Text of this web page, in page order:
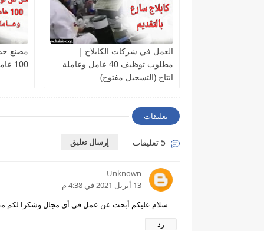
العمل في شركات الكابلاج |
مطلوب توظيف 40 عامل وعاملة
انتاج (التسجيل مفتوح)
مصنع
100 عامل وعاملة بسيدي قاسم
تعليقات
إرسال تعليق
Unknown
13 أبريل 2021 في 4:38 م
سلام عليكم أبحت عن عمل في أي مجال وشكرا لكم مقدما.
رد